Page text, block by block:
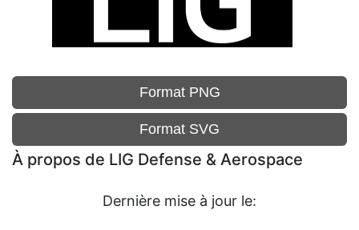
Format PNG
Format SVG
À propos de LIG Defense & Aerospace
Dernière mise à jour le: